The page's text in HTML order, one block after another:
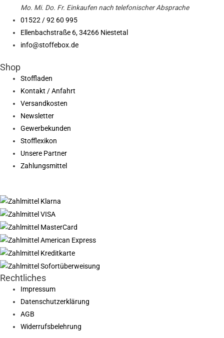
Mo. Mi. Do. Fr. Einkaufen nach telefonischer Absprache
01522 / 92 60 995
Ellenbachstraße 6, 34266 Niestetal
info@stoffebox.de
Shop
Stoffladen
Kontakt / Anfahrt
Versandkosten
Newsletter
Gewerbekunden
Stofflexikon
Unsere Partner
Zahlungsmittel
Rechtliches
Impressum
Datenschutzerklärung
AGB
Widerrufsbelehrung